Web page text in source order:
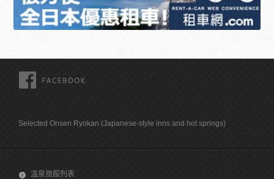
Selected Onsen Ryokan (Japanese-style inns and hot springs)
溫泉旅館列表